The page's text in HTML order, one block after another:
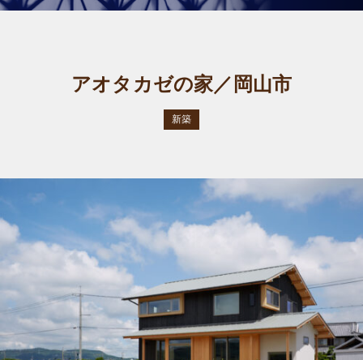
アオタカゼの家／岡山市
新築